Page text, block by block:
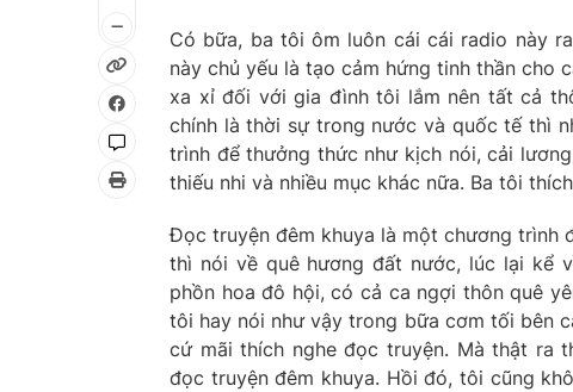
Có bữa, ba tôi ôm luôn cái cái radio này
này chủ yếu là tạo cảm hứng tinh thần cho
xa xỉ đối với gia đình tôi lắm nên tất cả
chính là thời sự trong nước và quốc tế thì
trình để thưởng thức như kịch nói, cải
thiếu nhi và nhiều mục khác nữa. Ba tôi
Đọc truyện đêm khuya là một chương trình
thì nói về quê hương đất nước, lúc lại kể
phồn hoa đô hội, có cả ca ngợi thôn quê
tôi hay nói như vậy trong bữa cơm tối bên
cứ mãi thích nghe đọc truyện. Mà thật ra
đọc truyện đêm khuya. Hồi đó, tôi cũng